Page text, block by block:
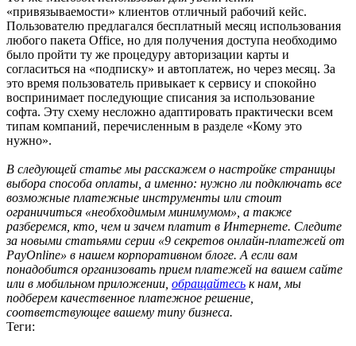
«привязываемости» клиентов отличный рабочий кейс.
Пользователю предлагался бесплатный месяц использования
любого пакета Office, но для получения доступа необходимо
было пройти ту же процедуру авторизации карты и
согласиться на «подписку» и автоплатеж, но через месяц. За
это время пользователь привыкает к сервису и спокойно
воспринимает последующие списания за использование
софта. Эту схему несложно адаптировать практически всем
типам компаний, перечисленным в разделе «Кому это
нужно».
В следующей статье мы расскажем о настройке страницы
выбора способа оплаты, а именно: нужно ли подключать все
возможные платежные инструменты или стоит
ограничиться «необходимым минимумом», а также
разберемся, кто, чем и зачем платит в Интернете. Следите
за новыми статьями серии «9 секретов онлайн-платежей от
PayOnline» в нашем корпоративном блоге. А если вам
понадобится организовать прием платежей на вашем сайте
или в мобильном приложении, обращайтесь к нам, мы
подберем качественное платежное решение,
соответствующее вашему типу бизнеса.
Теги: